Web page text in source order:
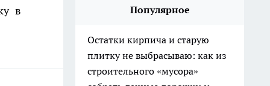
в
Популярное
Остатки кирпича и старую
плитку не выбрасываю: как из
строительного «мусора»